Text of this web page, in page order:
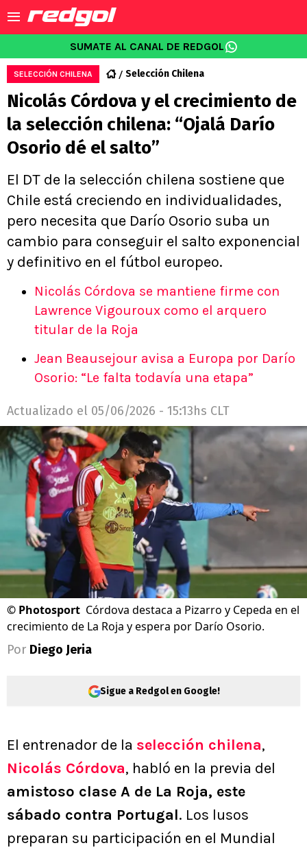
SUMATE AL CANAL DE REDGOL
SELECCIÓN CHILENA Selección Chilena
Nicolás Córdova y el crecimiento de
la selección chilena: “Ojalá Darío
Osorio dé el salto”
El DT de la selección chilena sostiene que
Chile está creciendo en individualidades,
pero necesita que Darío Osorio suba un
cambio para conseguir el salto exponencial
y definitivo en el fútbol europeo.
Nicolás Córdova se mantiene firme con
Lawrence Vigouroux como el arquero
titular de la Roja
Jean Beausejour avisa a Europa por Darío
Osorio: “Le falta todavía una etapa”
Actualizado el 05/06/2026 - 15:13hs CLT
© Photosport Córdova destaca a Pizarro y Cepeda en el
crecimiento de La Roja y espera por Darío Osorio.
Por Diego Jeria
Sigue a Redgol en Google!
El entrenador de la selección chilena,
Nicolás Córdova, habló en la previa del
amistoso clase A de La Roja, este
sábado contra Portugal. Los lusos
preparan su participación en el Mundial